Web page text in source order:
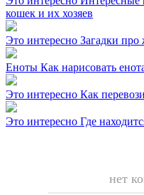
кошек и их хозяев
Это интересно Загадки про
Еноты Как нарисовать
Это интересно Как
Это интересно Где
нет